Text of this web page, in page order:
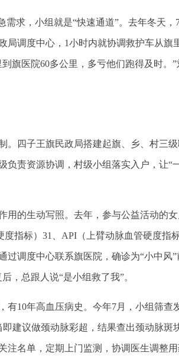
求，小组就是“快速通道”。去年冬天，
局调度中心，1小时内就协调救护车从旗
旗医院60多公里，多亏他们跑得及时。
四子王旗民政局搭建起旗、乡、村三级
负责资源协调，村级小组落实入户，让“
的生动写照。去年，参与公益活动的女
指标）31、API（上臂动脉血管硬度指
过调度中心联系旗医院，确诊为“小中风
，总跟人说“是小组救了我”。
10年高血压病史。今年7月，小组筛查
即建议做颈动脉彩超，结果查出颈动脉
注名单，定期上门监测，协调医生调整